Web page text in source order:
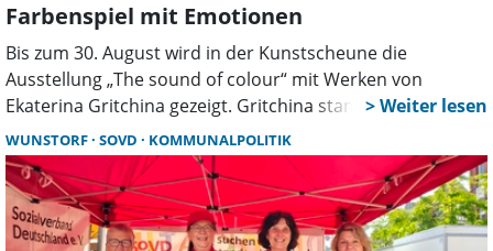
Farbenspiel mit Emotionen
Bis zum 30. August wird in der Kunstscheune die
Ausstellung „The sound of colour“ mit Werken von
Ekaterina Gritchina gezeigt. Gritchina stammt aus
Russland. 2023 kam sie nach Deutschland und widmet
sich seitdem hauptberuflich der Malerei. In der
Kunstscheune stellt sie zum ersten Mal aus.
WUNSTORF SOVD KOMMUNALPOLITIK